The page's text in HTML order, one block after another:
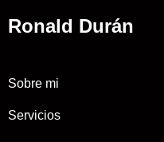
Ronald Durán
Sobre mi
Servicios